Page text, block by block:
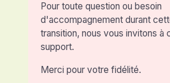
Pour toute question ou besoin
d'accompagnement durant
transition, nous vous invitons à
support.
Merci pour votre fidélité.